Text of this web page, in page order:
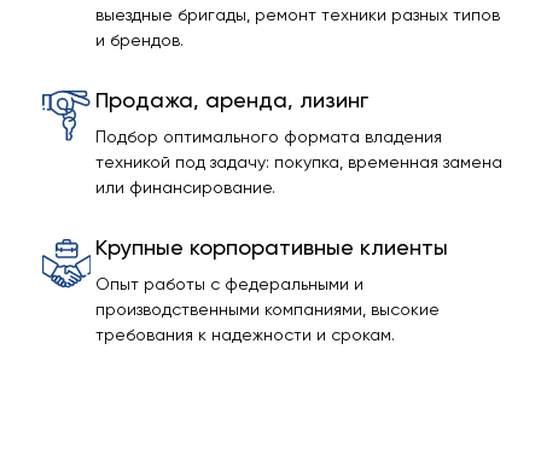
выездные бригады, ремонт техники разных типов
и брендов.
Продажа, аренда, лизинг
Подбор оптимального формата владения
техникой под задачу: покупка, временная замена
или финансирование.
Крупные корпоративные клиенты
Опыт работы с федеральными и
производственными компаниями, высокие
требования к надежности и срокам.